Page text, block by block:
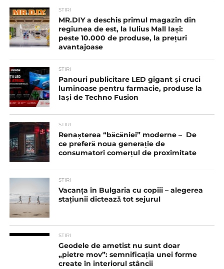
STIRI
MR.DIY a deschis primul magazin din
regiunea de est, la Iulius Mall Iași:
peste 10.000 de produse, la prețuri
avantajoase
STIRI
Panouri publicitare LED gigant şi cruci
luminoase pentru farmacie, produse la
Iaşi de Techno Fusion
STIRI
Renașterea “băcăniei” moderne – De
ce preferă noua generație de
consumatori comerțul de proximitate
STIRI
Vacanța în Bulgaria cu copiii – alegerea
stațiunii dictează tot sejurul
STIRI
Geodele de ametist nu sunt doar
„pietre mov”: semnificația unei forme
create în interiorul stâncii